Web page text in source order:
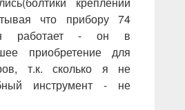
что прибору 74
работает - он в
приобретение для
т.к. сколько я не
инструмент - не